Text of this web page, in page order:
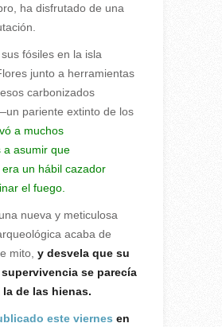
ha disfrutado de una
fósiles en la isla
junto a herramientas
carbonizados
pariente extinto de los
a muchos
a asumir que
un hábil cazador
el fuego.
nueva y meticulosa
acaba de
mito, y desvela que su
se parecía
la de las hienas.
este viernes en